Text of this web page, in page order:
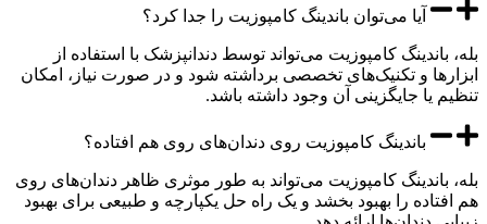
آیا می‌توان باندینگ کامپوزیت را جدا کرد؟
کامپوزیت می‌تواند توسط دندانپزشک با استفاده از
و تکنیک‌های تخصصی برداشته شود و در صورت نیاز، امکان
یا جایگزینی آن وجود داشته باشد.
باندینگ کامپوزیت روی دندان‌های روی هم افتاده؟
کامپوزیت می‌تواند به طور موثری ظاهر دندان‌های روی
را بهبود بخشد و یک راه حل یکپارچه و طبیعی برای بهبود